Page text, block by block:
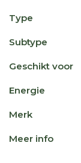
Type
Subtype
Geschikt voor
Energie
Merk
Meer info